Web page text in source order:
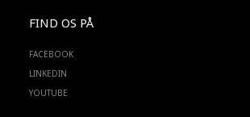
FIND OS PÅ
FACEBOOK
LINKEDIN
YOUTUBE